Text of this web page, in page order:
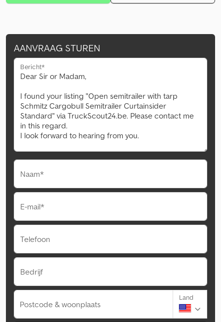
AANVRAAG STUREN
Bericht*
Naam*
E-mail*
Telefoon
Bedrijf
Postcode & woonplaats
Land